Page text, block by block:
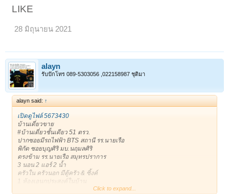
1 จอดในบ้าน/ 3 จอดหน้าบ้าน
ถนนหน้าบ้านกว้าง หน้าบ้านไม่ชนประตูบ้านใคร
* 081-8665944 Addy *
ขอบคุณครับ **
https://timeline.line.me/post/1161408134210039717
ขาย : 3,400,000 บาท
ติดต่อ : 0818665944 (alayan)
LIKE
28 มิถุนายน 2021
alayn
รับปักโทร 089-5303056 ,022158987 ชุติมา
alayn said: ↑
เปิดดูไฟล์ 5673430
บ้านเดี่ยวขาย
#บ้านเดี่ยวชั้นเดียว 51 ตรว.
ปากซอยมีรถไฟฟ้า BTS สถานี รร.นายเรือ
พิกัด ซอยบุญศิริ มบ.นฤมลศิริ
ตรงข้าม รร.นายเรือ สมุทรปราการ
3 นอน 2 แอร์ 2 น้ำ
ครัวใน ครัวนอก มีตู้ครัว & ซิ้งค์
1 ห้องเอนกประสงค์ในบ้าน
1 ห้องเอนกประสงค์ข้างบ้าน เก็บของ หรือเป็นบ้านสัตว์เลี้ยงได้
Click to expand...